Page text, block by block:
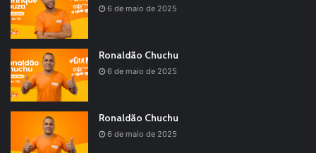
6 de maio de 2025
Ronaldão Chuchu
6 de maio de 2025
Ronaldão Chuchu
6 de maio de 2025